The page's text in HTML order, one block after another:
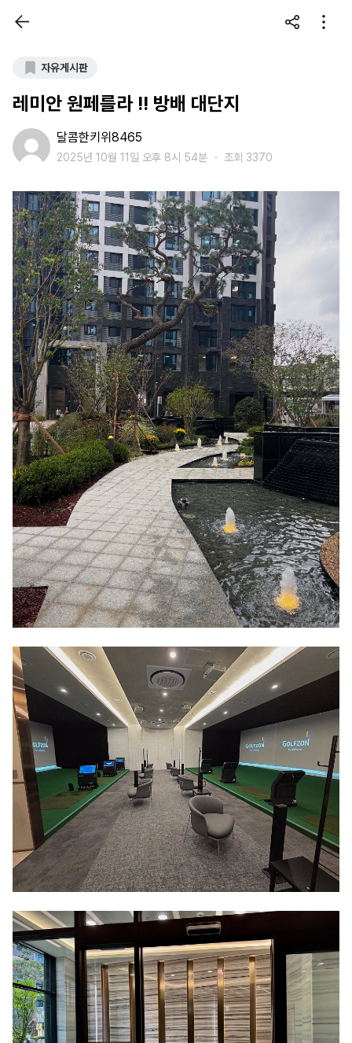
자유게시판
레미안 원페를라 !! 방배 대단지
달콤한키위8465
2025년 10월 11일 오후 8시 54분 ・ 조회 3370